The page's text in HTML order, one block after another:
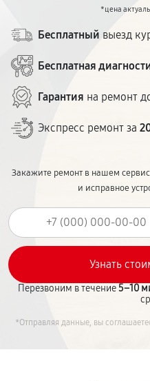
*цена
Бесплатный выезд
Бесплатная
Гарантия на ремонт
Экспресс ремонт за
Закажите ремонт в нашем
и исправное
Перезвоним в течение5–10
*Отправляя данные, вы